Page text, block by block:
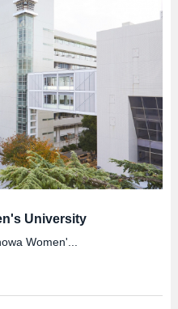
University
Women'...